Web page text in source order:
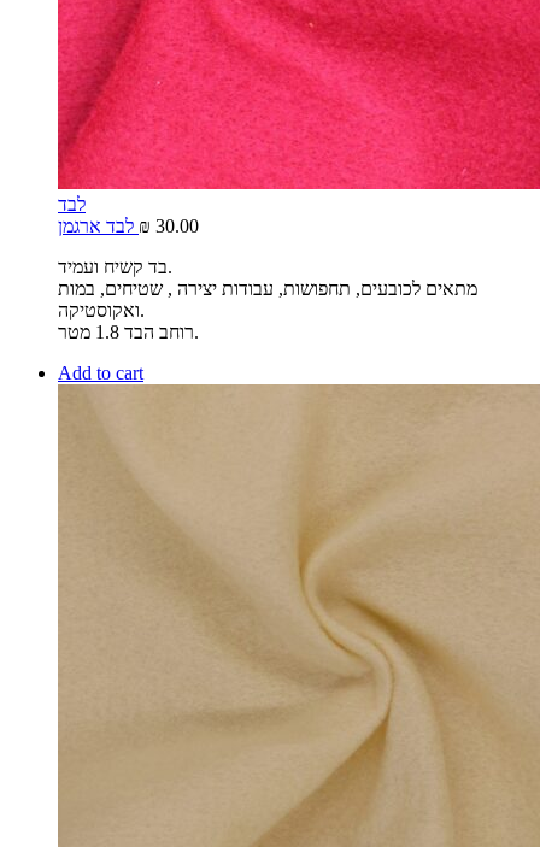
לבד
₪ 30.00
בד קשיח ועמיד.
מתאים לכובעים, תחפושות, עבודות יצירה , שטיחים, במות
ואקוסטיקה.
רוחב הבד 1.8 מטר.
Add to cart